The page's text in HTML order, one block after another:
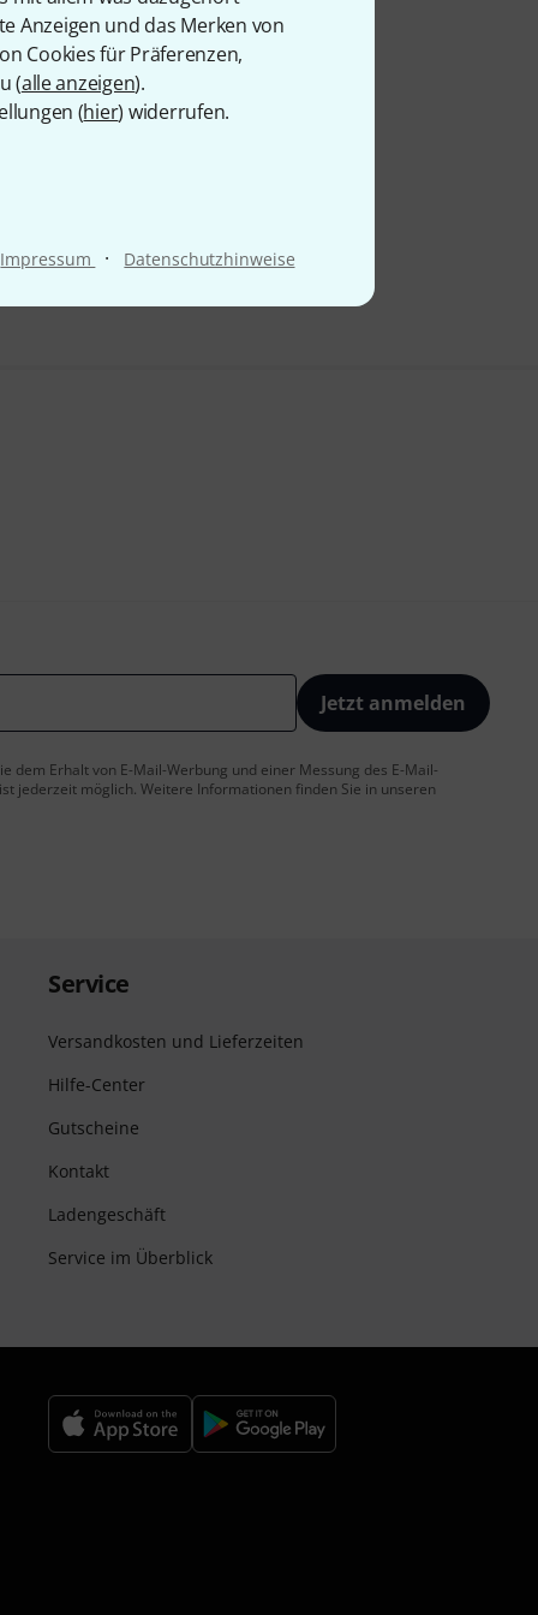
Anzeigen und das Merken von
Cookies für Präferenzen,
(alle anzeigen).
(hier) widerrufen.
Impressum · Datenschutzhinweise
Jetzt anmelden
dem Erhalt von E-Mail-Werbung und einer Messung des E-Mail-
jederzeit möglich. Weitere Informationen finden Sie in unseren
Service
Versandkosten und Lieferzeiten
Hilfe-Center
Gutscheine
Kontakt
Ladengeschäft
Service im Überblick